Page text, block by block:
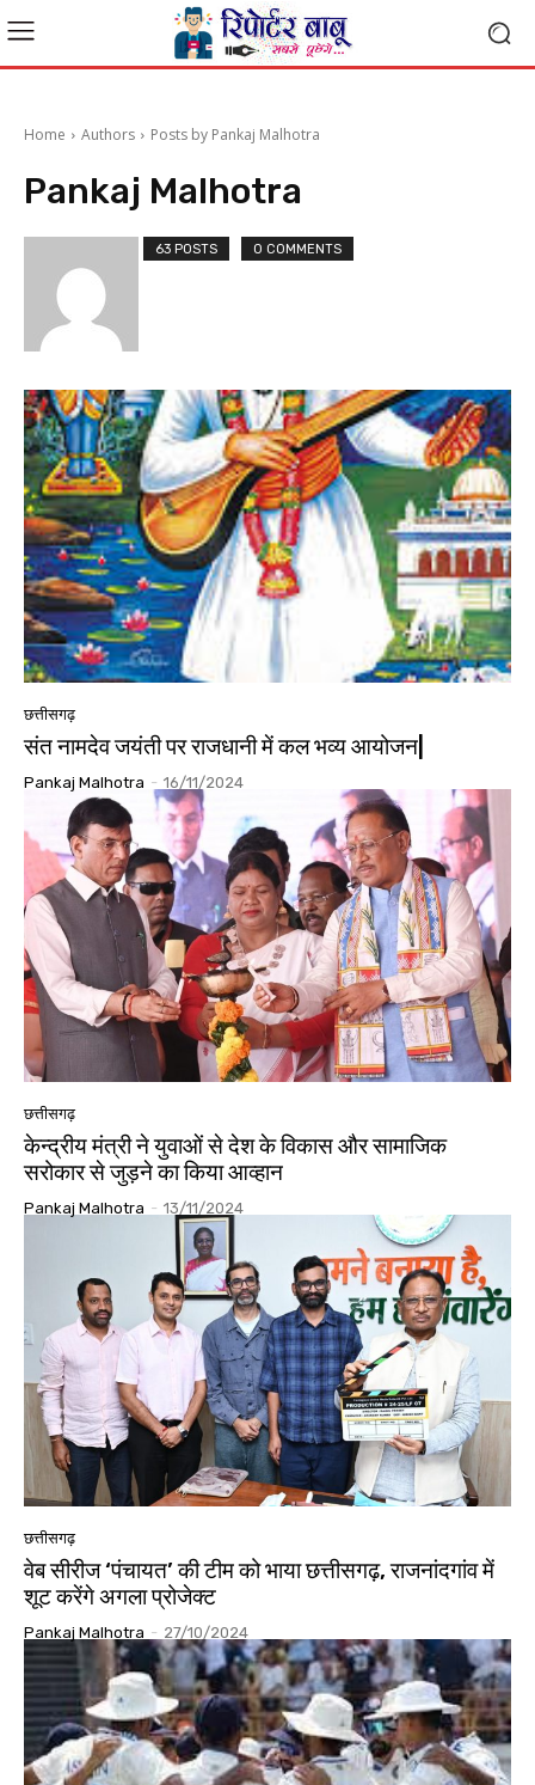
Home Authors Posts by Pankaj Malhotra
Pankaj Malhotra
63 POSTS 0 COMMENTS
छत्तीसगढ़
संत नामदेव जयंती पर राजधानी में कल भव्य आयोजन|
Pankaj Malhotra - 16/11/2024
छत्तीसगढ़
केन्द्रीय मंत्री ने युवाओं से देश के विकास और सामाजिक
सरोकार से जुड़ने का किया आव्हान
Pankaj Malhotra - 13/11/2024
छत्तीसगढ़
वेब सीरीज ‘पंचायत’ की टीम को भाया छत्तीसगढ़, राजनांदगांव में
शूट करेंगे अगला प्रोजेक्ट
Pankaj Malhotra - 27/10/2024